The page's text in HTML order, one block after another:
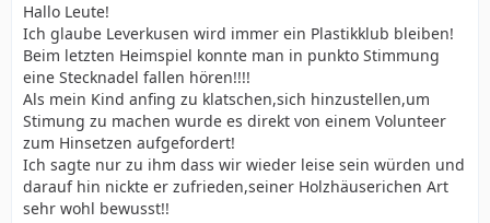
Hallo Leute!
Ich glaube Leverkusen wird immer ein Plastikklub bleiben!
Beim letzten Heimspiel konnte man in punkto Stimmung
eine Stecknadel fallen hören!!!!
Als mein Kind anfing zu klatschen,sich hinzustellen,um
Stimung zu machen wurde es direkt von einem Volunteer
zum Hinsetzen aufgefordert!
Ich sagte nur zu ihm dass wir wieder leise sein würden und
darauf hin nickte er zufrieden,seiner Holzhäuserichen Art
sehr wohl bewusst!!